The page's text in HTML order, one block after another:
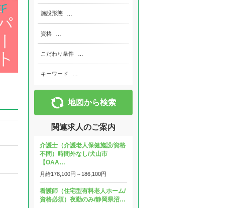
施設形態
資格
こだわり条件
キーワード
地図から検索
関連求人のご案内
介護士（介護老人保健施設/資格
不問）時間外なし/犬山市
【OAA…
月給178,100円～ 186,100円
看護師（住宅型有料老人ホーム/
資格必須）夜勤のみ/静岡県沼…